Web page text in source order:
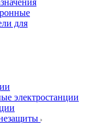
для
электростанции